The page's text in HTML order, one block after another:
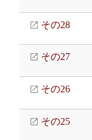
その28
その27
その26
その25